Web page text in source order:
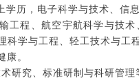
学历，电子科学与技术、信
工程、航空宇航科学与技
科学与工程、轻工技术与工
康。
研究、标准研制与科研管理